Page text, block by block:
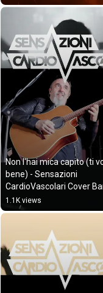
Non l'hai mica capito (ti
bene) - Sensazioni
CardioVascolari Cover
Vasco Rossi - Ancona
1.1K views